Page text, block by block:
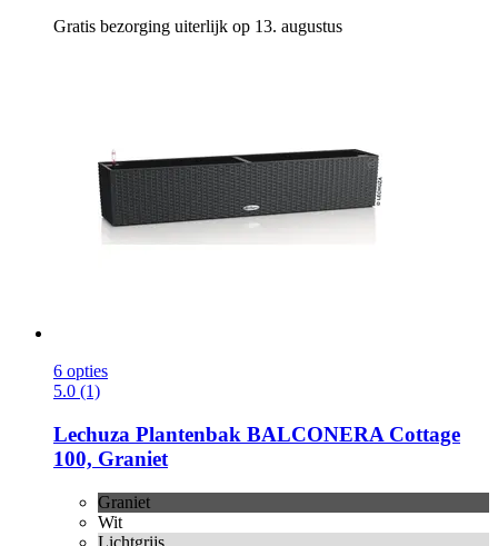
Gratis bezorging uiterlijk op 13. augustus
6 opties
5.0 (1)
Lechuza Plantenbak BALCONERA Cottage
100, Graniet
Graniet
Wit
Lichtgrijs